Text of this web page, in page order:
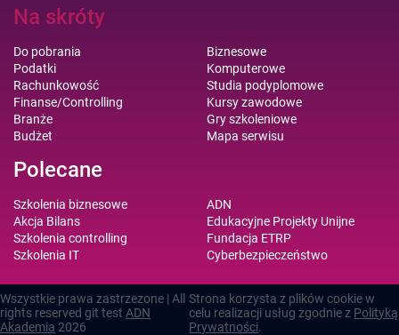
Na skróty
Do pobrania
Podatki
Rachunkowość
Finanse/Controlling
Branże
Budżet
Biznesowe
Komputerowe
Studia podyplomowe
Kursy zawodowe
Gry szkoleniowe
Mapa serwisu
Polecane
Szkolenia biznesowe
Akcja Bilans
Szkolenia controlling
Szkolenia IT
ADN
Edukacyjne Projekty Unijne
Fundacja ETRP
Cyberbezpieczeństwo
Wszystkie prawa zastrzezone | All
rights reserved git test ADN
Akademia 2026
Strona korzysta z plików cookie w
celu realizacji usług zgodnie z Polityką
Prywatności.